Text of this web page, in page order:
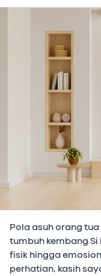
Pola asuh orang
tumbuh kembang
fisik hingga
perhatian, kasih